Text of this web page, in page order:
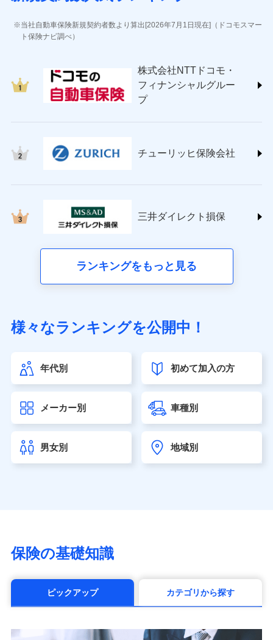
ソニー損害保険株式会社
(https://www.sonysonpo.co.jp/)
ＳＯＭＰＯダイレクト損害保険株式会社
(https://www.sompo-direct.co.jp/)
チューリッヒ保険会社 (https://www.zurich.co.jp/)
(https://www.nisshinfire.co.jp/)
(https://www.petfamilyins.co.jp/)
ins.com/)
三井ダイレクト損害保険株式会社
（https://www.sonylife.co.jp）
第一ネオ生命保険株式会社（https://neofirst.co.jp/）
大樹生命保険株式会社（https://www.taiju-life.co.jp）
seimei.co.jp）
チューリッヒ生命保険株式会社
東京海上日動あんしん生命保険株式会社
（https://www.tmn-anshin.co.jp/）
マニュライフ生命保険株式会社
（https://www.manulife.co.jp/）
（https://www.msa-life.co.jp/）
メットライフ生命株式会社(https://www.metlife.co.jp/)
当社自動車保険新規契約者数より算出[2026年7月1日現在]（ドコモスマー
ト保険ナビ調べ）
株式会社NTTドコモ・
フィナンシャルグルー
プ
チューリッヒ保険会社
三井ダイレクト損保
ランキングをもっと見る
様々なランキングを公開中！
年代別 初めて加入の方
メーカー別 車種別
男女別 地域別
保険の基礎知識
ピックアップ カテゴリから探す